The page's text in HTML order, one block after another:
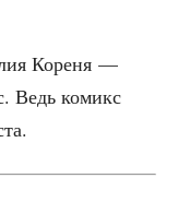
Коре­ня —
Ведь комикс